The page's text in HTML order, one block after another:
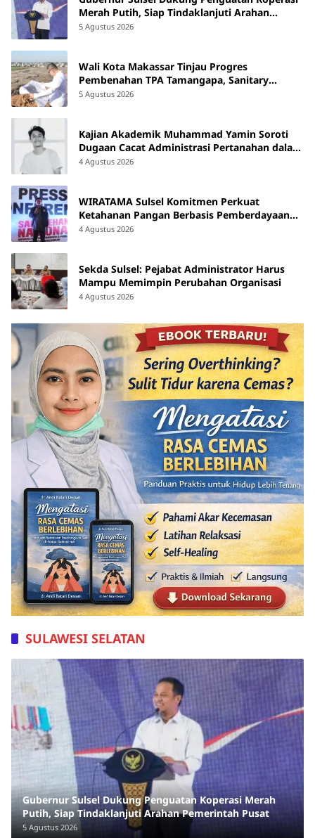
Merah Putih, Siap Tindaklanjuti Arahan
Pemerintah Pusat
5 Agustus 2026
Wali Kota Makassar Tinjau Progres
Pembenahan TPA Tamangapa, Sanitary
Landfill Capai 93 Persen
5 Agustus 2026
Kajian Akademik Muhammad Yamin Soroti
Dugaan Cacat Administrasi Pertanahan dalam
Konflik Laoli di Luwu Timur
4 Agustus 2026
WIRATAMA Sulsel Komitmen Perkuat
Ketahanan Pangan Berbasis Pemberdayaan
Masyarakat
4 Agustus 2026
Sekda Sulsel: Pejabat Administrator Harus
Mampu Memimpin Perubahan Organisasi
4 Agustus 2026
SULAWESI SELATAN
Gubernur Sulsel Dukung Penguatan Koperasi Merah
Putih, Siap Tindaklanjuti Arahan Pemerintah Pusat
5 Agustus 2026